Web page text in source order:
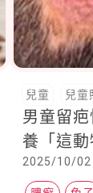
兒童 兒童
男童留
養「這
2025/10/02